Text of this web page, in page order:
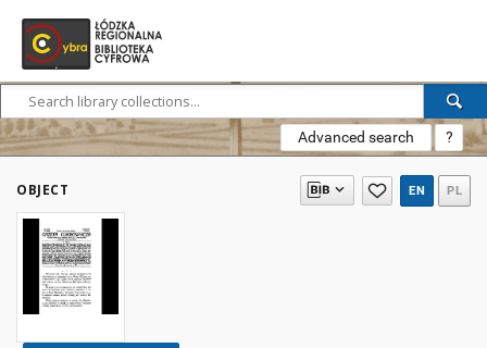
Advanced search ?
OBJECT EN PL